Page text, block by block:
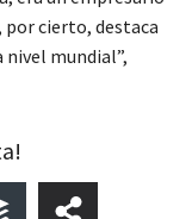
por cierto, destaca
mundial”,